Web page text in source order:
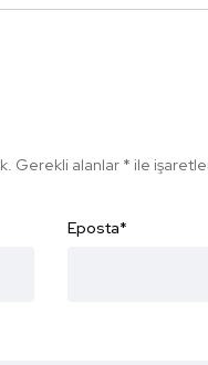
Gerekli alanlar * ile
Eposta*